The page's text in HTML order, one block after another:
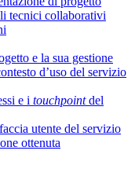
tecnici collaborativi
e la sua gestione
d’uso del servizio
e i touchpointdel
utente del servizio
ottenuta